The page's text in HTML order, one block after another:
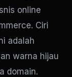
online
Ciri
adalah
warna hijau
domain.